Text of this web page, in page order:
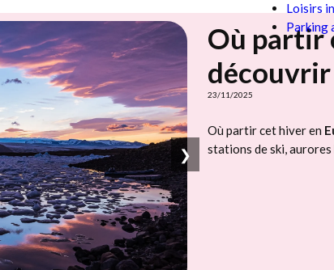
Loisirs
Parking
❯
Où partir
découvrir
23/11/2025
Où partir cet hiver en
stations de ski,